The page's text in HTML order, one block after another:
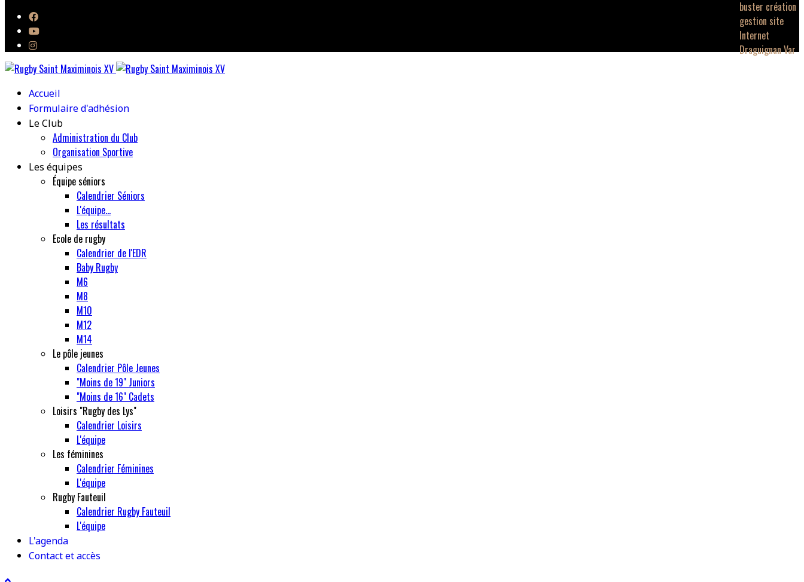
Accueil
Formulaire d'adhésion
Le Club
Administration du Club
Organisation Sportive
Les équipes
Équipe séniors
Calendrier Séniors
L'équipe...
Les résultats
Ecole de rugby
Calendrier de l'EDR
Baby Rugby
M6
M8
M10
M12
M14
Le pôle jeunes
Calendrier Pôle Jeunes
"Moins de 19" Juniors
"Moins de 16" Cadets
Loisirs "Rugby des Lys"
Calendrier Loisirs
L'équipe
Les féminines
Calendrier Féminines
L'équipe
Rugby Fauteuil
Calendrier Rugby Fauteuil
L'équipe
L'agenda
Contact et accès